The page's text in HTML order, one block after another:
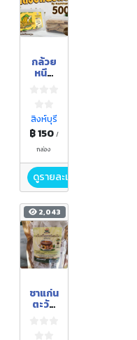
กล้วย
หนึบ
สิงห์บุรี
฿ 150 /
กล่อง
ดูรายละเอียด
2,043
ชาแก่น
ตะวัน